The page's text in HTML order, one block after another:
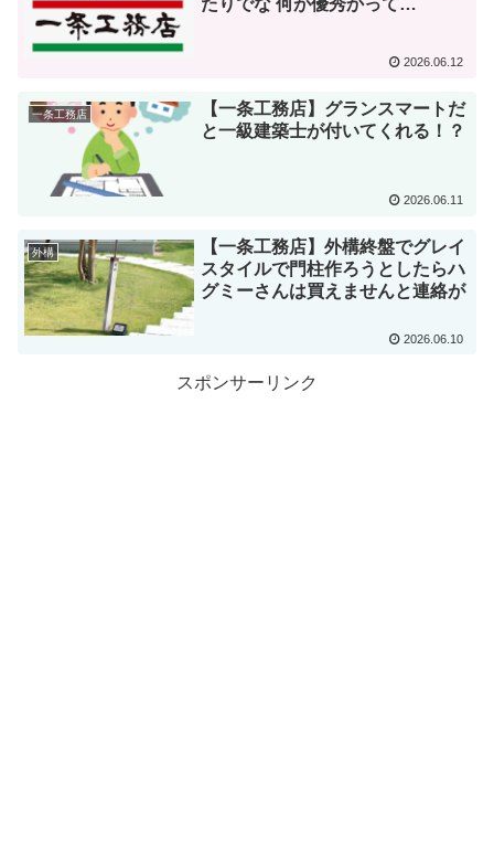
たりでな 何が優秀かって…
2026.06.12
一条工務店
【一条工務店】グランスマートだ
と一級建築士が付いてくれる！？
2026.06.11
外構
【一条工務店】外構終盤でグレイ
スタイルで門柱作ろうとしたらハ
グミーさんは買えませんと連絡が
2026.06.10
スポンサーリンク